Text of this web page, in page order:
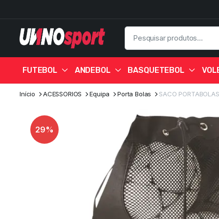
FUTEBOL ANDEBOL BASQUETEBOL
Início ACESSORIOS Equipa Porta Bolas SACO
29%